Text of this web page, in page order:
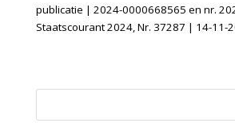
publicatie | 2024-0000668565 en nr.
Staatscourant 2024, Nr. 37287 | 14-11-